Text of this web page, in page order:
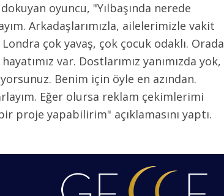
oyuncu, "Yılbaşında nerede
Arkadaşlarımızla, ailelerimizle vakit
çok yavaş, çok çocuk odaklı. Orada
var. Dostlarımız yanımızda yok,
Benim için öyle en azından.
Eğer olursa reklam çekimlerimi
proje yapabilirim" açıklamasını yaptı.